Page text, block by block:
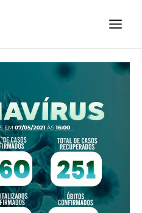
Aberta